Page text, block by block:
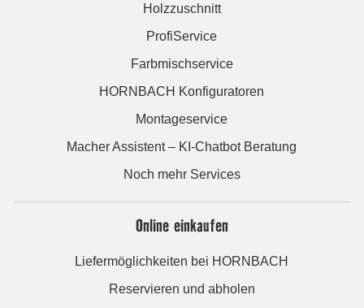
Holzzuschnitt
ProfiService
Farbmischservice
HORNBACH Konfiguratoren
Montageservice
Macher Assistent – KI-Chatbot Beratung
Noch mehr Services
Online einkaufen
Liefermöglichkeiten bei HORNBACH
Reservieren und abholen